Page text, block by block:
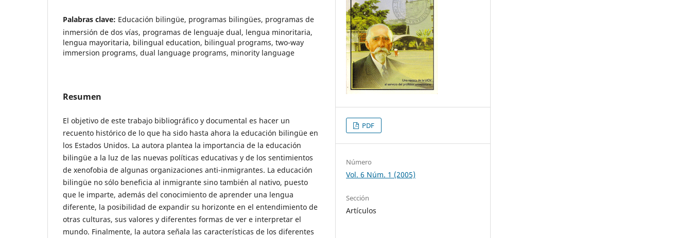
Palabras clave: Educación bilingüe, programas bilingües, programas de
inmersión de dos vías, programas de lenguaje dual, lengua minoritaria,
lengua mayoritaria, bilingual education, bilingual programs, two-way
immersion programs, dual language programs, minority language
Resumen
El objetivo de este trabajo bibliográfico y documental es hacer un
recuento histórico de lo que ha sido hasta ahora la educación bilingüe en
los Estados Unidos. La autora plantea la importancia de la educación
bilingüe a la luz de las nuevas políticas educativas y de los sentimientos
de xenofobia de algunas organizaciones anti-inmigrantes. La educación
bilingüe no sólo beneficia al inmigrante sino también al nativo, puesto
que le imparte, además del conocimiento de aprender una lengua
diferente, la posibilidad de expandir su horizonte en el entendimiento de
otras culturas, sus valores y diferentes formas de ver e interpretar el
mundo. Finalmente, la autora señala las características de los diferentes
PDF
Número
Vol. 6 Núm. 1 (2005)
Sección
Artículos